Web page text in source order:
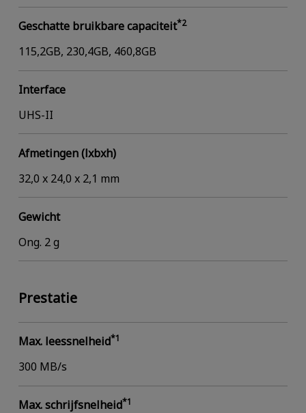
Geschatte bruikbare capaciteit*2
115,2GB, 230,4GB, 460,8GB
Interface
UHS-II
Afmetingen (lxbxh)
32,0 x 24,0 x 2,1 mm
Gewicht
Ong. 2 g
Prestatie
Max. leessnelheid*1
300 MB/s
Max. schrijfsnelheid*1